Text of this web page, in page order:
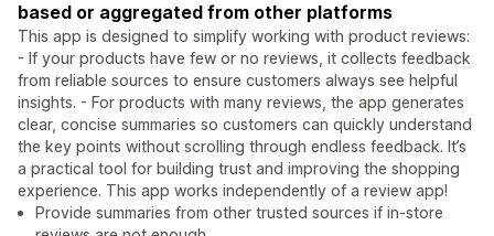
based or aggregated from other platforms
This app is designed to simplify working with product reviews:
- If your products have few or no reviews, it collects feedback
from reliable sources to ensure customers always see helpful
insights. - For products with many reviews, the app generates
clear, concise summaries so customers can quickly understand
the key points without scrolling through endless feedback. It’s
a practical tool for building trust and improving the shopping
experience. This app works independently of a review app!
Provide summaries from other trusted sources if in-store